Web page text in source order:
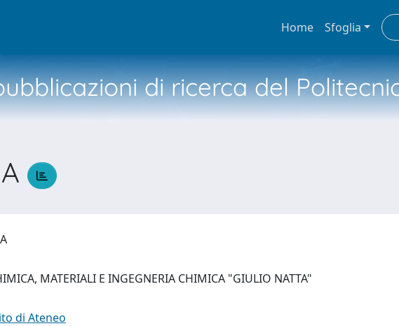
Home Sfoglia
di ricerca del
MATERIALI E INGEGNERIA CHIMICA "GIULIO NATTA"
di Ateneo